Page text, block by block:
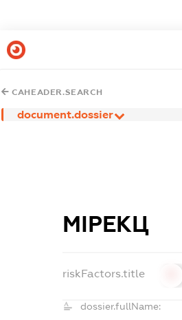
CAHEADER.SEARCH
document.dossier
МІРЕКЦ
riskFactors.title
dossier.fullName: